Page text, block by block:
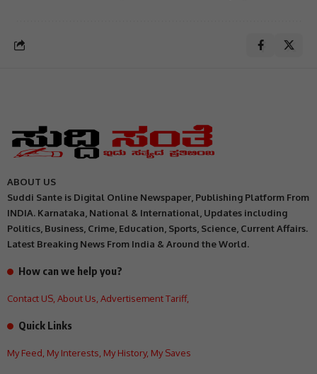
ABOUT US
Suddi Sante is Digital Online Newspaper, Publishing Platform From
INDIA. Karnataka, National & International, Updates including
Politics, Business, Crime, Education, Sports, Science, Current Affairs.
Latest Breaking News From India & Around the World.
How can we help you?
Contact US About Us Advertisement Tariff,
Quick Links
My Feed My Interests My History, My Saves